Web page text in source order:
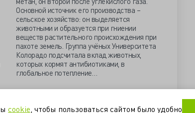
Основной источник его производства –
сельское хозяйство: он выделяется
животными и образуется при гниении
веществ растительного происхождения при
пахоте земель. Группа учёных Университета
Колорадо подсчитала вклад животных,
которых кормят антибиотиками, в
глобальное потепление…
погода
cookie , чтобы пользоваться сайтом было удобно